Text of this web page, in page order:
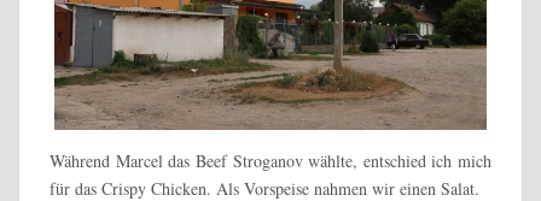
Während Marcel das Beef Stroganov wählte, entschied ich mich
für das Crispy Chicken. Als Vorspeise nahmen wir einen Salat.